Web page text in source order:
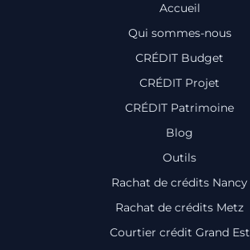
Accueil
Qui sommes-nous
CRÉDIT Budget
CRÉDIT Projet
CRÉDIT Patrimoine
Blog
Outils
Rachat de crédits Nancy
Rachat de crédits Metz
Courtier crédit Grand Est